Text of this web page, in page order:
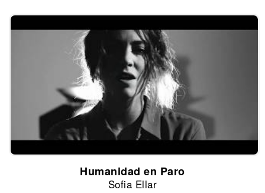
Humanidad en Paro
Sofia Ellar